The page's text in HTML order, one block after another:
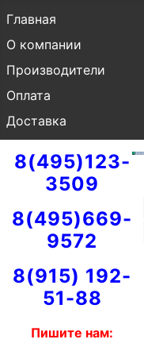
Главная
О компании
Производители
Оплата
Доставка
8(495)123-
3509
8(495)669-
9572
8(915) 192-
51-88
Пишите нам: